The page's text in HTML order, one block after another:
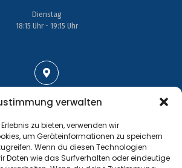
verwalten
zu bieten, verwenden wir
um Geräteinformationen zu speichern
Wenn du diesen Technologien
Daten wie das Surfverhalten oder eindeutige
Dienstag
18:15 Uhr - 19:15 Uhr
Großenhainer Straße 17
01689 Wein­böhla